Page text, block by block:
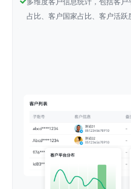
多维度客户信息统计，包括客
占比、客户国家占比、客户活跃